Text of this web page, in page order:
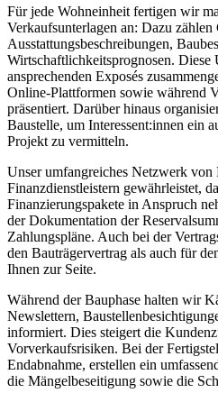
Für jede Wohneinheit fertigen wir
Verkaufsunterlagen an: Dazu
Ausstattungsbeschreibungen,
Wirtschaftlichkeitsprognosen. Diese
ansprechenden Exposés
Online-Plattformen sowie während
präsentiert. Darüber hinaus
Baustelle, um Interessent:innen ein
Projekt zu vermitteln.
Unser umfangreiches Netzwerk von
Finanzdienstleistern gewährleistet,
Finanzierungspakete in Anspruch
der Dokumentation der
Zahlungspläne. Auch bei der
den Bauträgervertrag als auch für
Ihnen zur Seite.
Während der Bauphase halten wir
Newslettern,
informiert. Dies steigert die
Vorverkaufsrisiken. Bei der
Endabnahme, erstellen ein
die Mängelbeseitigung sowie die